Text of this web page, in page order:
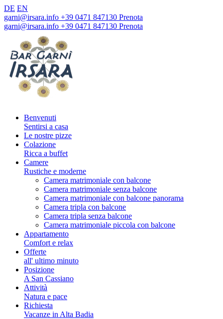
DE EN
garni@irsara.info +39 0471 847130 Prenota
garni@irsara.info +39 0471 847130 Prenota
Benvenuti
Sentirsi a casa
Le nostre pizze
Colazione
Ricca a buffet
Camere
Rustiche e moderne
Camera matrimoniale con balcone
Camera matrimoniale senza balcone
Camera matrimoniale con balcone panorama
Camera tripla con balcone
Camera tripla senza balcone
Camera matrimoniale piccola con balcone
Appartamento
Comfort e relax
Offerte
all' ultimo minuto
Posizione
A San Cassiano
Attività
Natura e pace
Richiesta
Vacanze in Alta Badia